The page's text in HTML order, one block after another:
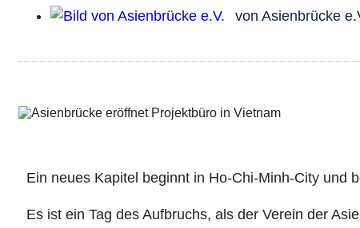
von Asienbrücke
Ein neues Kapitel beginnt in Ho-Chi-Minh-City und
Es ist ein Tag des Aufbruchs, als der Verein der